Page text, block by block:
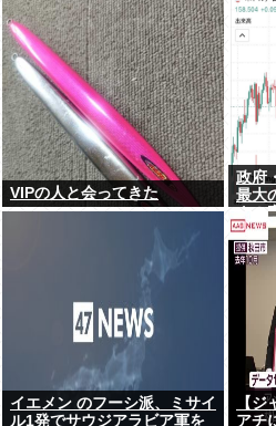
VIPの人と会ってきた
政府
最大
よ
イエメン のフーシ派、ミサイ
ル1発でサウジアラビア軍を
【
アチ